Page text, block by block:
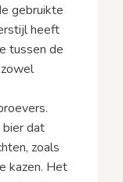
gebruikte
heeft
tussen de
bier dat
zoals
kazen. Het